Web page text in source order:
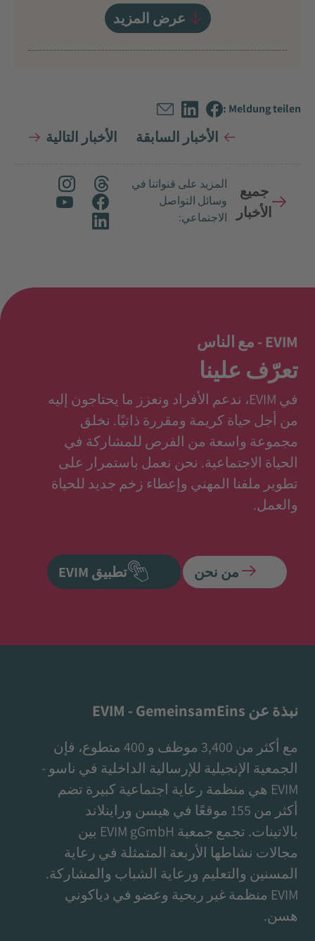
عرض المزيد
Meldung teilen :
الأخبار السابقة الأخبار التالية
جميع
الأخبار
المزيد على قنواتنا في
وسائل التواصل
الاجتماعي:
EVIM - مع الناس
تعرّف علينا
في EVIM، ندعم الأفراد ونعزز ما يحتاجون إليه
من أجل حياة كريمة ومقررة ذاتيًا. نخلق
مجموعة واسعة من الفرص للمشاركة في
الحياة الاجتماعية. نحن نعمل باستمرار على
تطوير ملفنا المهني وإعطاء زخم جديد للحياة
والعمل.
من نحن تطبيق EVIM
نبذة عن EVIM - GemeinsamEins
مع أكثر من 3,400 موظف و 400 متطوع، فإن
الجمعية الإنجيلية للإرسالية الداخلية في ناسو -
EVIM هي منظمة رعاية اجتماعية كبيرة تضم
أكثر من 155 موقعًا في هيسن وراينلاند
بالاتينات. تجمع جمعية EVIM gGmbH بين
مجالات نشاطها الأربعة المتمثلة في رعاية
المسنين والتعليم ورعاية الشباب والمشاركة.
EVIM منظمة غير ربحية وعضو في دياكوني
هسن.